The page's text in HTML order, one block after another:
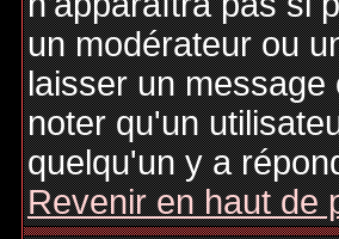
un modérateur ou
laisser un message
noter qu'un
quelqu'un y a
Revenir en haut de